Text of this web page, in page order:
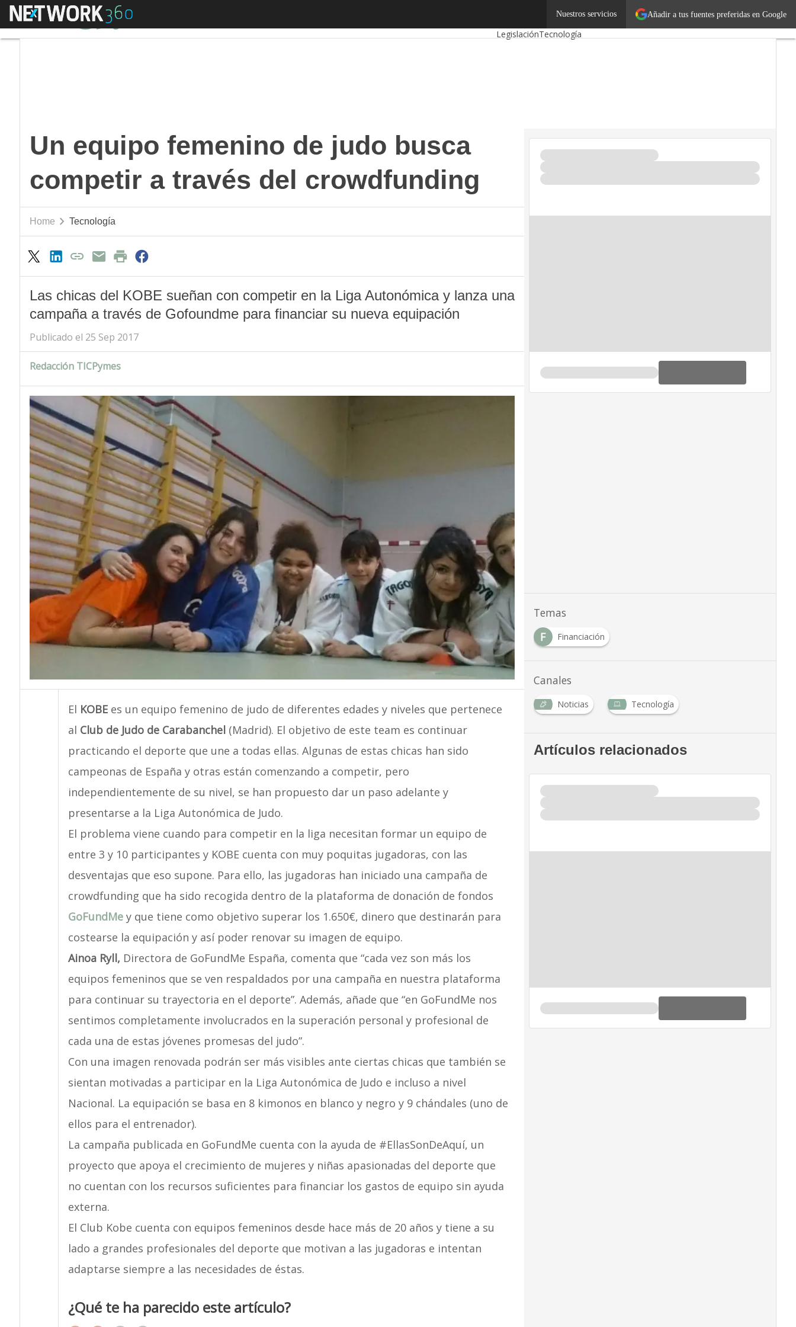
Añadir a tus fuentes preferidas en Google
Nuestros servicios
Menú
Emprendedores
LegislaciónTecnología
Un equipo femenino de judo busca
competir a través del crowdfunding
Home Tecnología
Las chicas del KOBE sueñan con competir en la Liga Autonómica y lanza una
campaña a través de Gofoundme para financiar su nueva equipación
Publicado el 25 Sep 2017
Redacción TICPymes
El KOBE es un equipo femenino de judo de diferentes edades y niveles que pertenece
al Club de Judo de Carabanchel(Madrid). El objetivo de este team es continuar
practicando el deporte que une a todas ellas. Algunas de estas chicas han sido
campeonas de España y otras están comenzando a competir, pero
independientemente de su nivel, se han propuesto dar un paso adelante y
presentarse a la Liga Autonómica de Judo.
El problema viene cuando para competir en la liga necesitan formar un equipo de
entre 3 y 10 participantes y KOBE cuenta con muy poquitas jugadoras, con las
desventajas que eso supone. Para ello, las jugadoras han iniciado una campaña de
crowdfunding que ha sido recogida dentro de la plataforma de donación de fondos
GoFundMe y que tiene como objetivo superar los 1.650€, dinero que destinarán para
costearse la equipación y así poder renovar su imagen de equipo.
Ainoa Ryll, Directora de GoFundMe España, comenta que “cada vez son más los
equipos femeninos que se ven respaldados por una campaña en nuestra plataforma
para continuar su trayectoria en el deporte”. Además, añade que “en GoFundMe nos
sentimos completamente involucrados en la superación personal y profesional de
cada una de estas jóvenes promesas del judo”.
Con una imagen renovada podrán ser más visibles ante ciertas chicas que también se
sientan motivadas a participar en la Liga Autonómica de Judo e incluso a nivel
Nacional. La equipación se basa en 8 kimonos en blanco y negro y 9 chándales (uno de
ellos para el entrenador).
La campaña publicada en GoFundMe cuenta con la ayuda de #EllasSonDeAquí, un
proyecto que apoya el crecimiento de mujeres y niñas apasionadas del deporte que
no cuentan con los recursos suficientes para financiar los gastos de equipo sin ayuda
externa.
El Club Kobe cuenta con equipos femeninos desde hace más de 20 años y tiene a su
lado a grandes profesionales del deporte que motivan a las jugadoras e intentan
adaptarse siempre a las necesidades de éstas.
¿Qué te ha parecido este artículo?
Temas
F
Financiación
Canales
Noticias Tecnología
Artículos relacionados